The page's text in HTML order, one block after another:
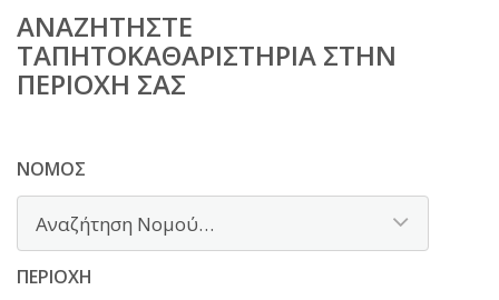
ΑΝΑΖΗΤΉΣΤΕ
ΤΑΠΗΤΟΚΑΘΑΡΙΣΤΉΡΙΑ ΣΤΗΝ
ΠΕΡΙΟΧΉ ΣΑΣ
ΝΟΜΌΣ
ΠΕΡΙΟΧΉ